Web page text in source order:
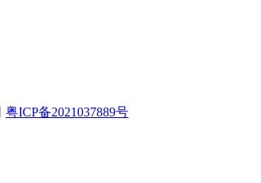
粤ICP备2021037889号